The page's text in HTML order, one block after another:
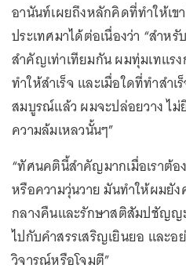
อานันท์เผยถึงหลักคิดที่ทำให้เ
ประเทศมาได้ต่อเนื่องว่า “สำห
สำคัญเท่าเทียมกัน ผมทุ่มเทแร
ทำให้สำเร็จ และเมื่อใดที่ทำสำ
สมบูรณ์แล้ว ผมจะปล่อยวาง ไ
ความล้มเหลวนั้นๆ”
“ทัศนคตินี้สำคัญมากเมื่อเราต้
หรือความวุ่นวาย มันทำให้ผมยั
กลางคืนและรักษาสติสัมปชัญญ
ไปกับคำสรรเสริญเยินยอ และอ
วิจารณ์หรือโจมตี”